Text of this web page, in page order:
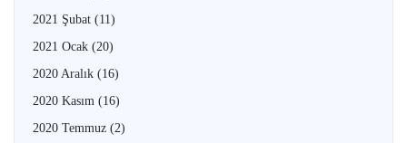
2021 Şubat (11)
2021 Ocak (20)
2020 Aralık (16)
2020 Kasım (16)
2020 Temmuz (2)